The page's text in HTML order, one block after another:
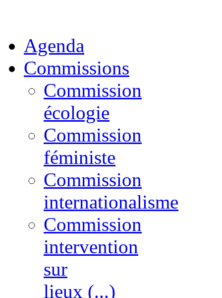
Agenda
Commissions
Commission
écologie
Commission
féministe
Commission
internationalisme
Commission
intervention
sur
lieux (...)